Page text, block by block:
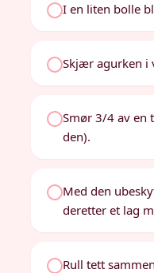
I en liten bolle
Skjær agurken i
Smør 3/4 av en
den).
Med den
deretter et lag
Rull tett